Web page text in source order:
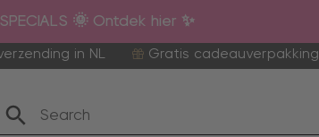
SPECIALS 🌞 Ontdek hier ✨
in NL Gratis cadeauverpakking